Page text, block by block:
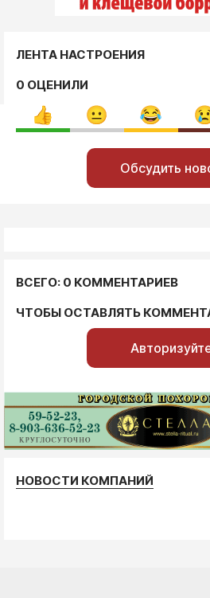
ЛЕНТА НАСТРОЕНИЯ
0 ОЦЕНИЛИ
Обсудить
ВСЕГО: 0 КОММЕНТАРИЕВ
ЧТОБЫ ОСТАВЛЯТЬ
НОВОСТИ КОМПАНИЙ